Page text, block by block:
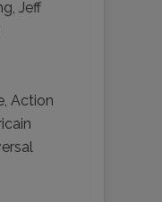
, Jeff
, Action